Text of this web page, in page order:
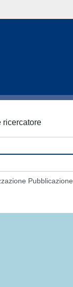
ricercatore
Pubblicazione